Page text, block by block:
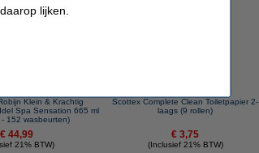
Klein & Krachtig
Spa Sensation 665 ml
152 wasbeurten)
€ 44,99
21% BTW)
Scottex Complete Clean Toiletpapier 2-
laags (9 rollen)
€ 3,75
(Inclusief 21% BTW)
lijken.